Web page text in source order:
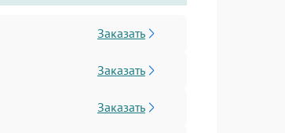
Заказать
Заказать
Заказать